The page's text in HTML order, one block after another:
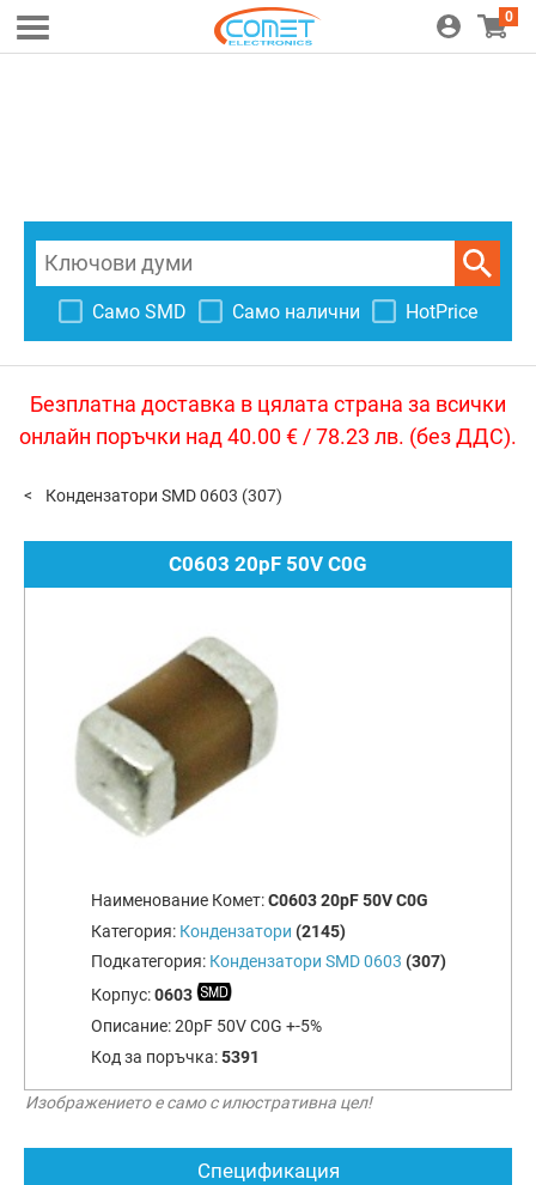
0
Само SMD Само налични HotPrice
Безплатна доставка в цялата страна за всички
онлайн поръчки над 40.00 € / 78.23 лв. (без ДДС).
Кондензатори SMD 0603 (307)
C0603 20pF 50V C0G
Наименование Комет:C0603 20pF 50V C0G
Категория: Кондензатори (2145)
Подкатегория: Кондензатори SMD 0603 (307)
Корпус:0603
Описание:20pF 50V C0G +-5%
Код за поръчка:5391
Изображението е само с илюстративна цел!
Спецификация